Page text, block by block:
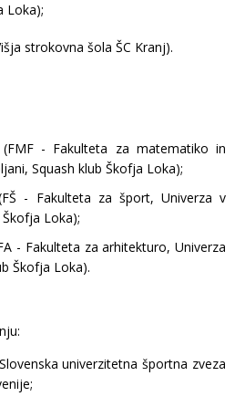
Loka);
strokovna šola ŠC Kranj).
- Fakulteta za matematiko in
Squash klub Škofja Loka);
- Fakulteta za šport, Univerza v
Loka);
- Fakulteta za arhitekturo, Univerza
Škofja Loka).
univerzitetna športna zveza